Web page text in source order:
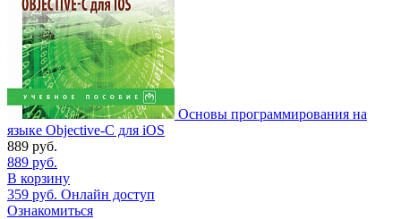
Основы программирования на
языке Objective-C для iOS
889 руб.
889 руб.
В корзину
359 руб. Онлайн доступ
Ознакомиться